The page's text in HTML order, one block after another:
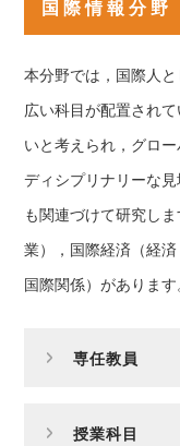
国際情報分野
本分野では，国際人
広い科目が配置され
いと考えられ，グロ
ディシプリナリーな
も関連づけて研究し
業），国際経済（経
国際関係）があります
専任教員
授業科目